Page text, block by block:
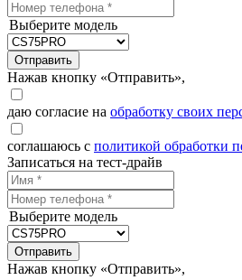
Выберите модель
Отправить
Нажав кнопку «Отправить»,
даю согласие на обработку своих
соглашаюсь с политикой обработки
Записаться на тест-драйв
Выберите модель
Отправить
Нажав кнопку «Отправить»,